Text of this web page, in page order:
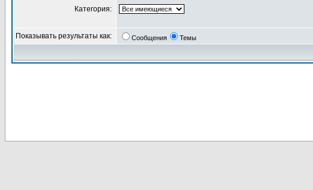
Категория:
Показывать результаты как: Сообщения Темы